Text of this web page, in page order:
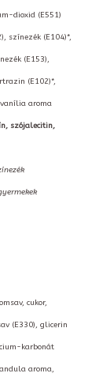
dioxid (E551)
színezék (E104)*,
(E153),
(E102)*,
aroma
szójalecitin,
cukor,
(E330), glicerin
karbonát
aroma,